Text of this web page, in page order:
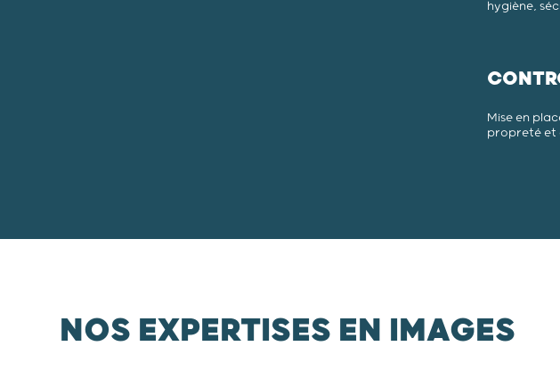
hygiène,
Mise en
propreté et
NOS EXPERTISES EN IMAGES